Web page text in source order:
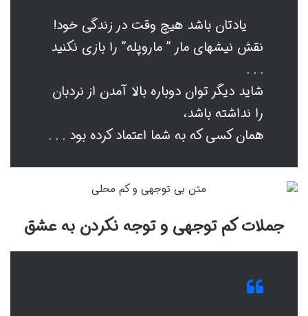
یادتان باشد هیچ وقت در زندگی خود!
نقش نیشهای مار ” ماروپله” را بازی نکنید
. . .
شاید دیگر توان دوباره بالا آمدن از نردبان
را نداشته باشد،
همان کسی که به شما اعتماد کرده بود . . .
جملات کم توجهی و توجه نکردن به عشق